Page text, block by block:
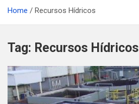
Home Recursos Hídricos
Tag: Recursos Hídricos